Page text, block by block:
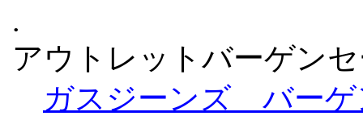
.
アウトレットバーゲン
ガスジーンズ バーゲ